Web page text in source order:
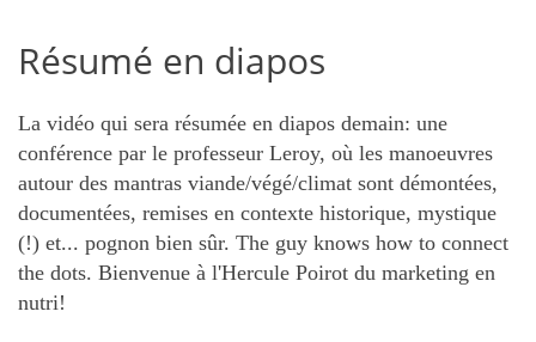
Résumé en diapos
La vidéo qui sera résumée en diapos demain: une
conférence par le professeur Leroy, où les manoeuvres
autour des mantras viande/végé/climat sont démontées,
documentées, remises en contexte historique, mystique
(!) et... pognon bien sûr. The guy knows how to connect
the dots. Bienvenue à l'Hercule Poirot du marketing en
nutri!